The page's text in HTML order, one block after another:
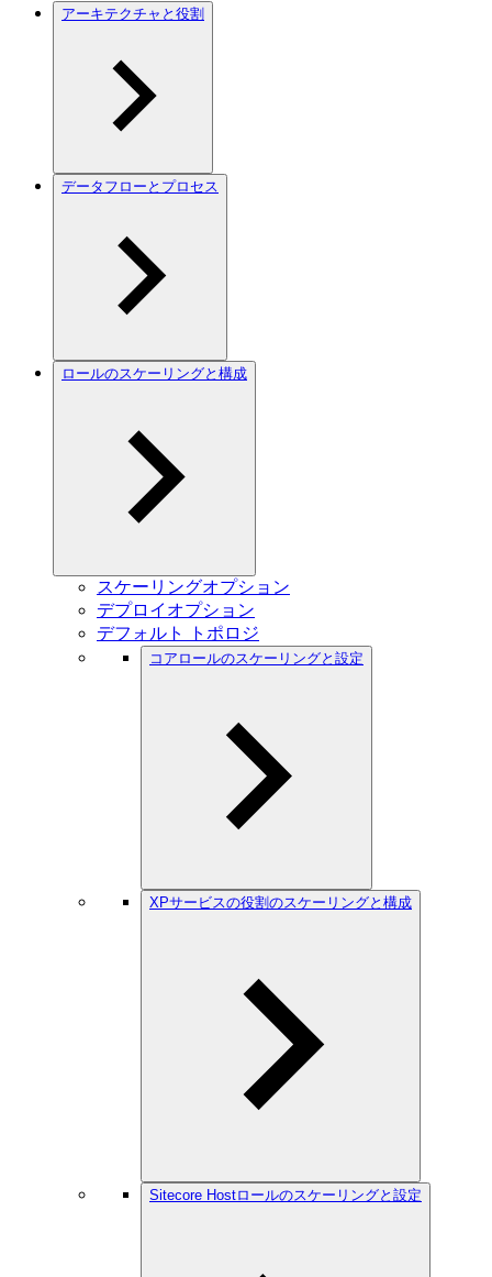
アーキテクチャと役割
データフローとプロセス
ロールのスケーリングと構成
スケーリングオプション
デプロイオプション
デフォルト トポロジ
コアロールのスケーリングと設定
XPサービスの役割のスケーリングと構成
Sitecore Hostロールのスケーリングと設定